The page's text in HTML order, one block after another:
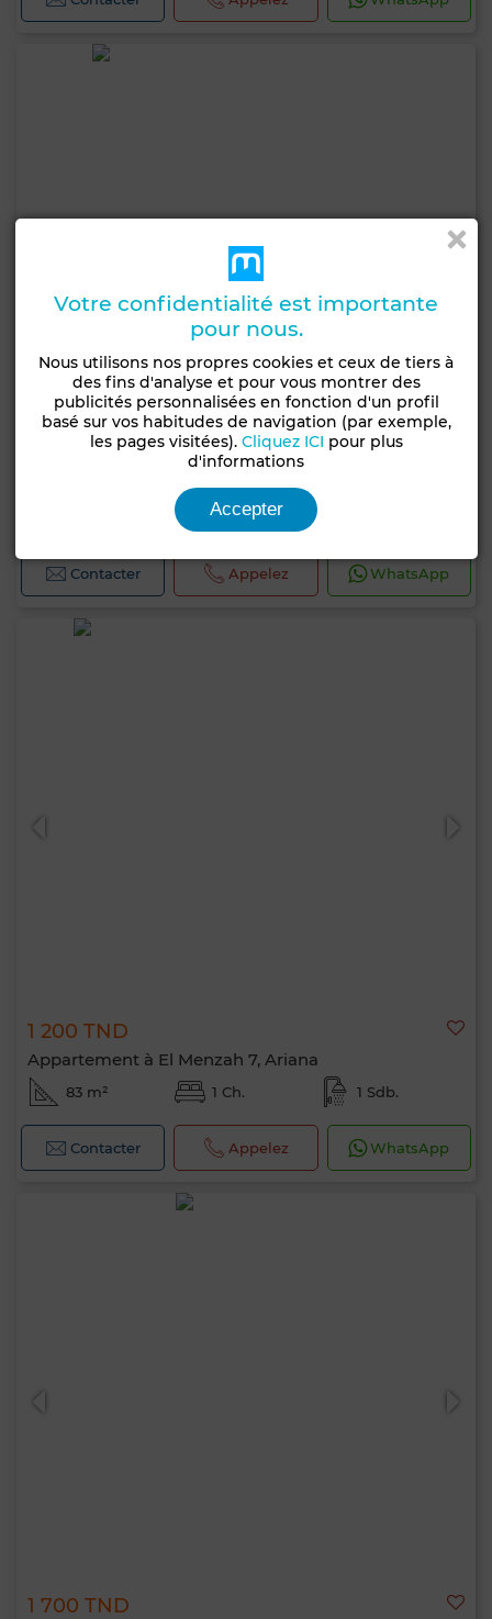
1 700 TND
Appartement à El Menzah 7, Ariana
3 Ch.
Contacter Appelez WhatsApp
1 200 TND
Appartement à El Menzah 7, Ariana
83 m² 1 Ch. 1 Sdb.
Contacter Appelez WhatsApp
1 700 TND
Votre confidentialité est importante
pour nous.
Nous utilisons nos propres cookies et ceux de tiers à
des fins d'analyse et pour vous montrer des
publicités personnalisées en fonction d'un profil
basé sur vos habitudes de navigation (par exemple,
les pages visitées). Cliquez ICI pour plus
d'informations
Accepter